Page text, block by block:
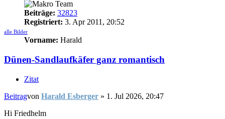
Beiträge: 32823
Registriert: 3. Apr 2011, 20:52
alle Bilder
Vorname: Harald
Dünen-Sandlaufkäfer ganz romantisch
Zitat
Beitragvon Harald Esberger » 1. Jul 2026, 20:47
Hi Friedhelm